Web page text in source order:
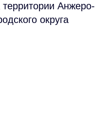
территории Анжеро-
округа